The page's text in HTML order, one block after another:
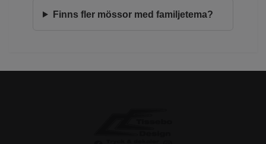
Finns fler mössor med familjetema?